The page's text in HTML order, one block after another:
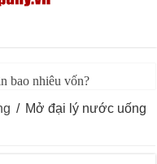
bao nhiêu vốn?
chuẩn bị những gì?
/ Mở đại lý nước uống